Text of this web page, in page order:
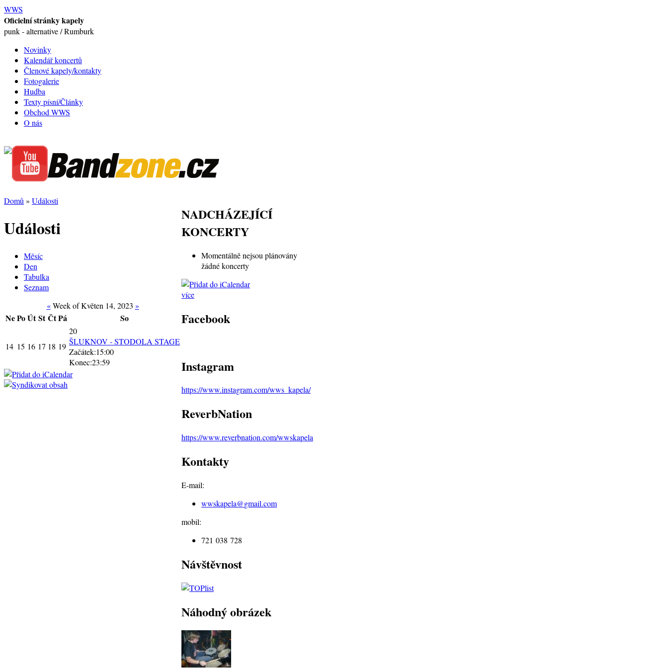
WWS
Oficielní stránky kapely
punk - alternative / Rumburk
Novinky
Kalendář koncertů
Členové kapely/kontakty
Fotogalerie
Hudba
Texty písní/Články
Obchod WWS
O nás
Domů » Události
Události
Měsíc
Den
Tabulka
Seznam
«Week of Květen 14, 2023 »
NePoÚt St ČtPá So
14 15 16 17 18 19
20
ŠLUKNOV - STODOLA STAGE
Začátek:15:00
Konec:23:59
NADCHÁZEJÍCÍ
KONCERTY
Momentálně nejsou plánovány
žádné koncerty
více
Facebook
Instagram
https://www.instagram.com/wws_kapela/
ReverbNation
https://www.reverbnation.com/wwskapela
Kontakty
E-mail:
wwskapela@gmail.com
mobil:
721 038 728
Návštěvnost
Náhodný obrázek